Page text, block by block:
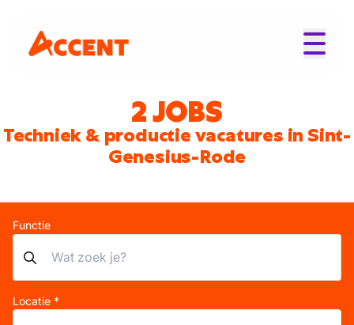
2 JOBS
Techniek & productie vacatures in Sint-
Genesius-Rode
Functie
Locatie *